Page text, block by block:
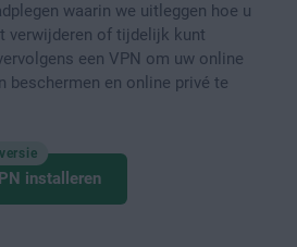
waarin we uitleggen hoe u
verwijderen of tijdelijk kunt
een VPN om uw online
beschermen en online privé te
installeren